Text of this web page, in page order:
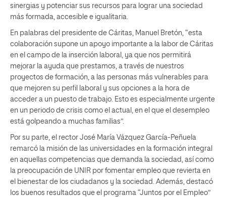
sinergias y potenciar sus recursos para lograr una sociedad
más formada, accesible e igualitaria.
En palabras del presidente de Cáritas, Manuel Bretón, “esta
colaboración supone un apoyo importante a la labor de Cáritas
en el campo de la inserción laboral, ya que nos permitirá
mejorar la ayuda que prestamos, a través de nuestros
proyectos de formación, a las personas más vulnerables para
que mejoren su perfil laboral y sus opciones a la hora de
acceder a un puesto de trabajo. Esto es especialmente urgente
en un periodo de crisis como el actual, en el que el desempleo
está golpeando a muchas familias”.
Por su parte, el rector José María Vázquez García-Peñuela
remarcó la misión de las universidades en la formación integral
en aquellas competencias que demanda la sociedad, así como
la preocupación de UNIR por fomentar empleo que revierta en
el bienestar de los ciudadanos y la sociedad. Además, destacó
los buenos resultados que el programa “Juntos por el Empleo”